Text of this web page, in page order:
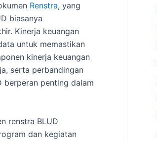
Renstra, yang
biasanya
Kinerja keuangan
untuk memastikan
kinerja keuangan
serta perbandingan
berperan penting dalam
renstra BLUD
dan kegiatan